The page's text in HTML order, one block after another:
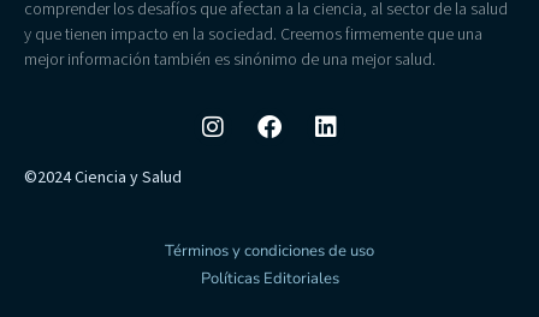
comprender los desafíos que afectan a la ciencia, al sector de la salud
y que tienen impacto en la sociedad. Creemos firmemente que una
mejor información también es sinónimo de una mejor salud.
©2024 Ciencia y Salud
Términos y condiciones de uso
Políticas Editoriales